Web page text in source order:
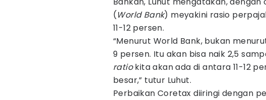
(World Bank) meyakini rasio
11-12 persen.
“Menurut World Bank, bukan
9 persen. Itu akan bisa naik 2,5
ratiokita akan ada di antara 11-12
besar,” tutur Luhut.
Perbaikan Coretax diiringi dengan